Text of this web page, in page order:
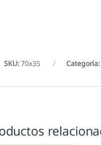
SKU:70x35 Categoría: